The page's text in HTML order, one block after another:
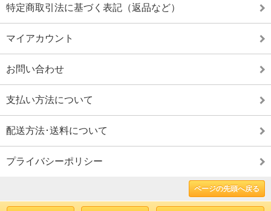
特定商取引法に基づく表記（返品など）
マイアカウント
お問い合わせ
支払い方法について
配送方法･送料について
プライバシーポリシー
ページの先頭へ戻る